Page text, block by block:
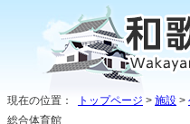
現在の位置： トップページ > 施設 >
総合体育館